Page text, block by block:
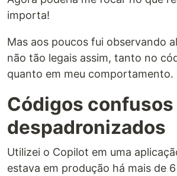
importa!
Mas aos poucos fui observando
não tão legais assim, tanto no
quanto em meu comportamento.
Códigos confusos
despadronizados
Utilizei o Copilot em uma
estava em produção há mais de